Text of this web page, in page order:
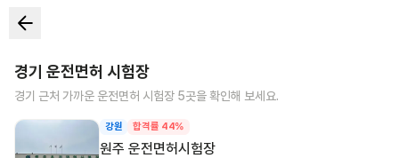
경기 운전면허 시험장
경기 근처 가까운 운전면허 시험장 5곳을 확인해 보세요.
강원 합격률 44%
원주 운전면허시험장